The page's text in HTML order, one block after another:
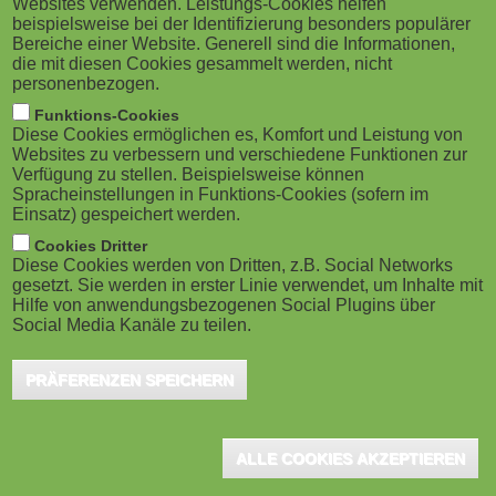
M
o
b
i
l
e
)
Websites verwenden. Leistungs-Cookies helfen
beispielsweise bei der Identifizierung besonders populärer
Bereiche einer Website. Generell sind die Informationen,
die mit diesen Cookies gesammelt werden, nicht
personenbezogen.
Funktions-Cookies
Diese Cookies ermöglichen es, Komfort und Leistung von
Websites zu verbessern und verschiedene Funktionen zur
Verfügung zu stellen. Beispielsweise können
Spracheinstellungen in Funktions-Cookies (sofern im
Einsatz) gespeichert werden.
Cookies Dritter
Diese Cookies werden von Dritten, z.B. Social Networks
gesetzt. Sie werden in erster Linie verwendet, um Inhalte mit
Hilfe von anwendungsbezogenen Social Plugins über
Social Media Kanäle zu teilen.
PRÄFERENZEN SPEICHERN
ALLE COOKIES AKZEPTIEREN